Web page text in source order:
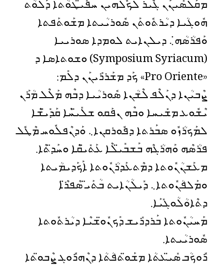
ܡܩܰܠܣܺܝܢܰܢ ܓܶܝܪ ܠܟܽܠܗܝܢ ܚܦܺܝ̈ܛܘܳܬܐ ܕܰܠܘܳܬ
ܗܽܘܓܳܝܐ ܕܝܳܪܬܽܘܬܰܢ ܣܽܘܪܝܳܝܬܐ ܡܫܰܘܬܰܦܬܐ
ܘܰܦܪܳܣܳܗ̇܆ ܕܝܠܢܐܝܬ ܠܘܡܕܐ ܣܘܪܝܝܐ
(Symposium Syriacum) ܘܫܘܬܐܣܐ ܕ
«Pro Oriente» ܟܰܕ ܡܫܰܪܪܺܝܢܰܢ ܕܠܰܡ:
ܨܶܒܝܳܢܐ ܕܢܰܠܶܦ ܠܶܫܳܢܐ ܣܽܘܪܝܳܝܐ ܕܒܶܗ ܡܰܠܶܠ ܡܳܪܰܢ
ܝܶܫܽܘܥ ܡܫܺܝܚܐ ܘܒܶܗ ܢܦܰܩܘ ܫܠܺܝ̈ܚܶܐ ܩܰܕܺܝ̈ܫܶܐ
ܠܡܰܟܪܳܙܽܘ ܣܒܰܪܬܐ ܕܦܽܘܪܩܢܐ܆ ܘܰܕܢܶܦܠܽܘܚ ܡܶܛܽܠ
ܦܪܳܣܶܗ ܘܰܗܪܳܓܶܗ ܒܰܫܒܺܝ̈ܠܶܐ ܥܰܬܺܝ̈ܩܶܐ ܘܚܰܕ̈ܬܶܐ.
ܡܥܰܫܢܳܢܽܘܬܐ ܕܡܶܬܥܰܕܪܳܢܽܘܬܐ ܐܰܟܰܕܝܡܳܝܬܐ
ܘܡܰܠܦܳܢܽܘܬܐ܆ ܕܺܝܠܳܢܳܐܝܬ ܒܳܬܰܝ̈ ܣܶܦܪ̈ܶܐ
ܕܬܶܐܘܳܠܳܘܓܺܝܰܐ.
ܡܰܚܝܳܢܽܘܬܐ ܒܰܪܕܪܺܝܫ ܕܰܟܢܽܘ̈ܫܝܶܐ ܕܝܳܪܬܽܘܬܐ
ܣܽܘܪܝܳܝܬܐ.
ܪܽܘܟܳܒ ܣܺܝ̈ܥܬܳܐ ܡܫܰܘ̈ܬܦܳܬܳܐ ܕܢܶܗܪܽܘܓ ܨܶܒܘ̈ܬܐ